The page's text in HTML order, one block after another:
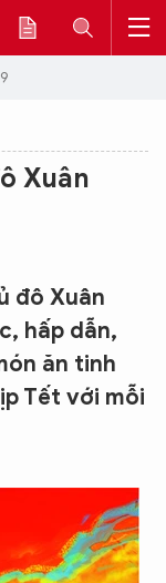
Xuân
đô Xuân
hấp dẫn,
ăn tinh
Tết với mỗi